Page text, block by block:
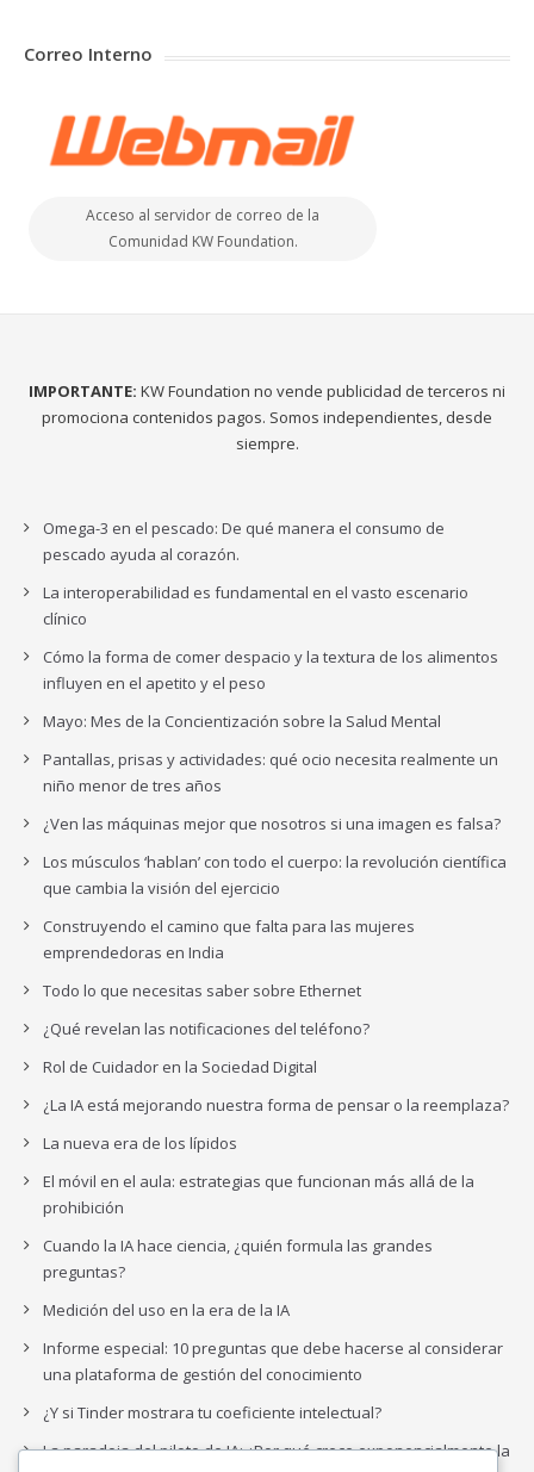
Correo Interno
Acceso al servidor de correo de la
Comunidad KW Foundation.
IMPORTANTE: KW Foundation no vende publicidad de terceros ni
promociona contenidos pagos. Somos independientes, desde
siempre.
Omega-3 en el pescado: De qué manera el consumo de
pescado ayuda al corazón.
La interoperabilidad es fundamental en el vasto escenario
clínico
Cómo la forma de comer despacio y la textura de los alimentos
influyen en el apetito y el peso
Mayo: Mes de la Concientización sobre la Salud Mental
Pantallas, prisas y actividades: qué ocio necesita realmente un
niño menor de tres años
¿Ven las máquinas mejor que nosotros si una imagen es falsa?
Los músculos ‘hablan’ con todo el cuerpo: la revolución científica
que cambia la visión del ejercicio
Construyendo el camino que falta para las mujeres
emprendedoras en India
Todo lo que necesitas saber sobre Ethernet
¿Qué revelan las notificaciones del teléfono?
Rol de Cuidador en la Sociedad Digital
¿La IA está mejorando nuestra forma de pensar o la reemplaza?
La nueva era de los lípidos
El móvil en el aula: estrategias que funcionan más allá de la
prohibición
Cuando la IA hace ciencia, ¿quién formula las grandes
preguntas?
Medición del uso en la era de la IA
Informe especial: 10 preguntas que debe hacerse al considerar
una plataforma de gestión del conocimiento
¿Y si Tinder mostrara tu coeficiente intelectual?
La paradoja del piloto de IA: ¿Por qué crece exponencialmente la